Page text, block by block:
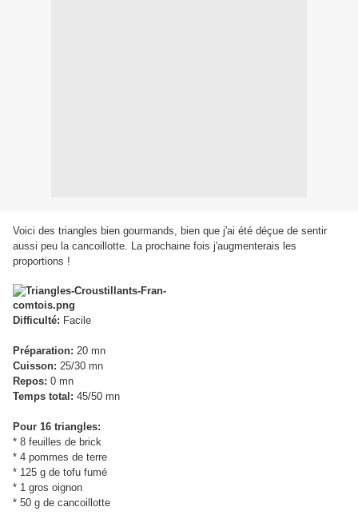
Voici des triangles bien gourmands, bien que j'ai été déçue de sentir
aussi peu la cancoillotte. La prochaine fois j'augmenterais les
proportions !
Difficulté: Facile
Préparation: 20 mn
Cuisson: 25/30 mn
Repos: 0 mn
Temps total: 45/50 mn
Pour 16 triangles:
* 8 feuilles de brick
* 4 pommes de terre
* 125 g de tofu fumé
* 1 gros oignon
* 50 g de cancoillotte